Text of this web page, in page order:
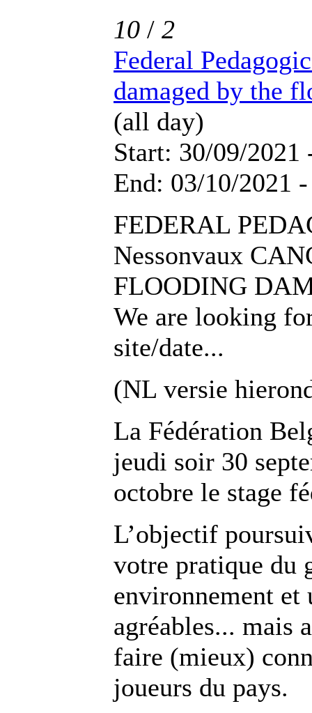
10 / 2
Federal
damaged by the
(all day)
Start: 30/09/2021
End: 03/10/2021
FEDERAL
Nessonvaux
FLOODING
We are looking
site/date...
(NL versie
La Fédération
jeudi soir 30
octobre le stage
L’objectif
votre pratique du
environnement et
agréables... mais
faire (mieux)
joueurs du pays.